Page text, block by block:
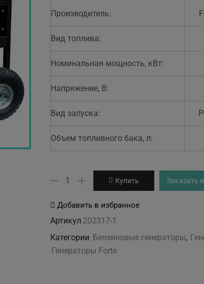
Производитель:
Вид топлива:
Номинальная мощность, кВт:
Напряжение, В:
Вид запуска:
Объем топливного бака, л:
Количество
Генератор
бензиновый
FG6500E
Купить Заказать
Добавить в избранное
Артикул 202317-1
Категории Бензиновые генераторы,
Генераторы Forte